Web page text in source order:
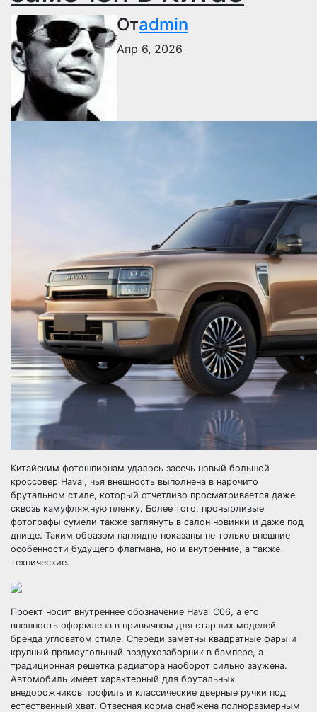
Отadmin
Апр 6, 2026
Китайским фотошпионам удалось засечь новый большой
кроссовер Haval, чья внешность выполнена в нарочито
брутальном стиле, который отчетливо просматривается даже
сквозь камуфляжную пленку. Более того, пронырливые
фотографы сумели также заглянуть в салон новинки и даже под
днище. Таким образом наглядно показаны не только внешние
особенности будущего флагмана, но и внутренние, а также
технические.
Проект носит внутреннее обозначение Haval C06, а его
внешность оформлена в привычном для старших моделей
бренда угловатом стиле. Спереди заметны квадратные фары и
крупный прямоугольный воздухозаборник в бампере, а
традиционная решетка радиатора наоборот сильно заужена.
Автомобиль имеет характерный для брутальных
внедорожников профиль и классические дверные ручки под
естественный хват. Отвесная корма снабжена полноразмерным